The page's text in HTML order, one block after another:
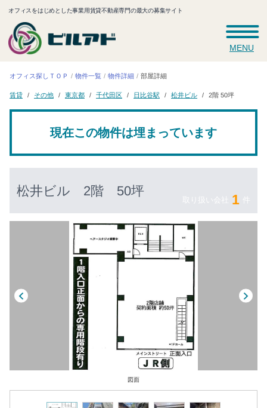
オフィスをはじめとした事業用賃貸不動産専門の最大の募集サイト
MENU
オフィス探しＴＯＰ 物件一覧 物件詳細 部屋詳細
賃貸 その他 東京都 千代田区 日比谷駅 松井ビル 2階 50坪
現在この物件は埋まっています
松井ビル 2階 50坪
取り扱い会社 1 件
図面